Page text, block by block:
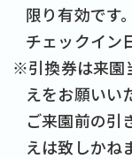
限り有効です。
チェックイン
※引換券は来園
えをお願いい
ご来園前の引
えは致しかね